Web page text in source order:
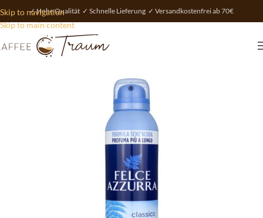
Skip to navigation
Skip to main content
✓ Hohe Qualität ✓ Schnelle Lieferung ✓ Versandkostenfrei ab 70€